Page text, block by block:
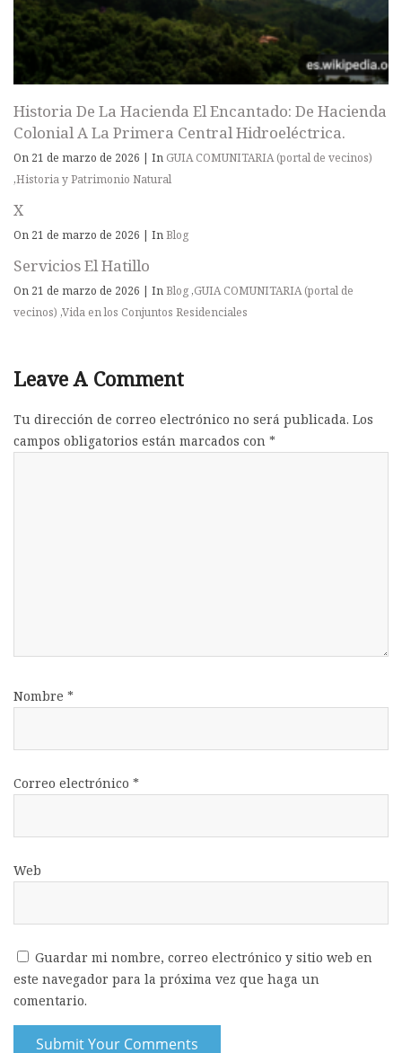
Historia De La Hacienda El Encantado: De Hacienda
Colonial A La Primera Central Hidroeléctrica.
On 21 de marzo de 2026 | In GUIA COMUNITARIA (portal de vecinos)
,Historia y Patrimonio Natural
X
On 21 de marzo de 2026 | InBlog
Servicios El Hatillo
On 21 de marzo de 2026 | InBlog ,GUIA COMUNITARIA (portal de
vecinos) ,Vida en los Conjuntos Residenciales
Leave A Comment
Tu dirección de correo electrónico no será publicada. Los
campos obligatorios están marcados con *
Nombre *
Correo electrónico *
Web
Guardar mi nombre, correo electrónico y sitio web en
este navegador para la próxima vez que haga un
comentario.